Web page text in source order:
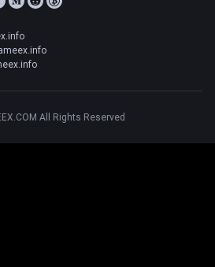
All Rights Reserved